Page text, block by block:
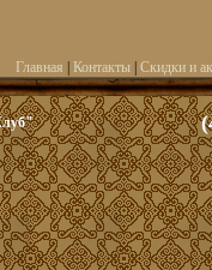
Главная Контакты| Скидки и